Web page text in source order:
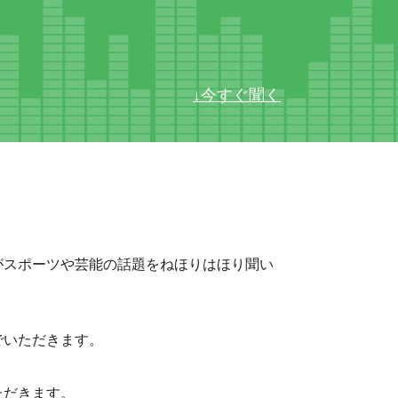
↓今すぐ聞く
ポーツや芸能の話題をねほりはほり聞い
ただきます。
きます。